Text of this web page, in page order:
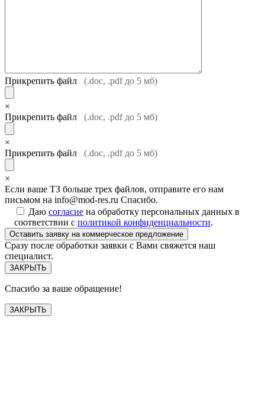
Прикрепить файл (.doc, .pdf до 5 мб)
×
Прикрепить файл
(.doc, .pdf до 5 мб)
×
Прикрепить файл
(.doc, .pdf до 5 мб)
×
Если ваше ТЗ больше трех файлов, отправите его нам
письмом на info@mod-res.ru Спасибо.
Даю согласие на обработку персональных данных в
соответствии с политикой конфиденциальности.
Сразу после обработки заявки с Вами свяжется наш
специалист.
ЗАКРЫТЬ
Спасибо за ваше обращение!
ЗАКРЫТЬ